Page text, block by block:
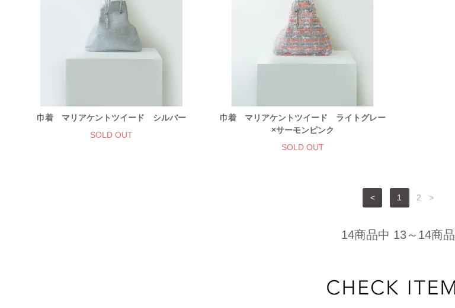
巾着 マリアケントツイード シルバー
SOLD OUT
巾着 マリアケントツイード ライトグレー
×サーモンピンク
SOLD OUT
< 1 2 >
14商品中 13～14商品